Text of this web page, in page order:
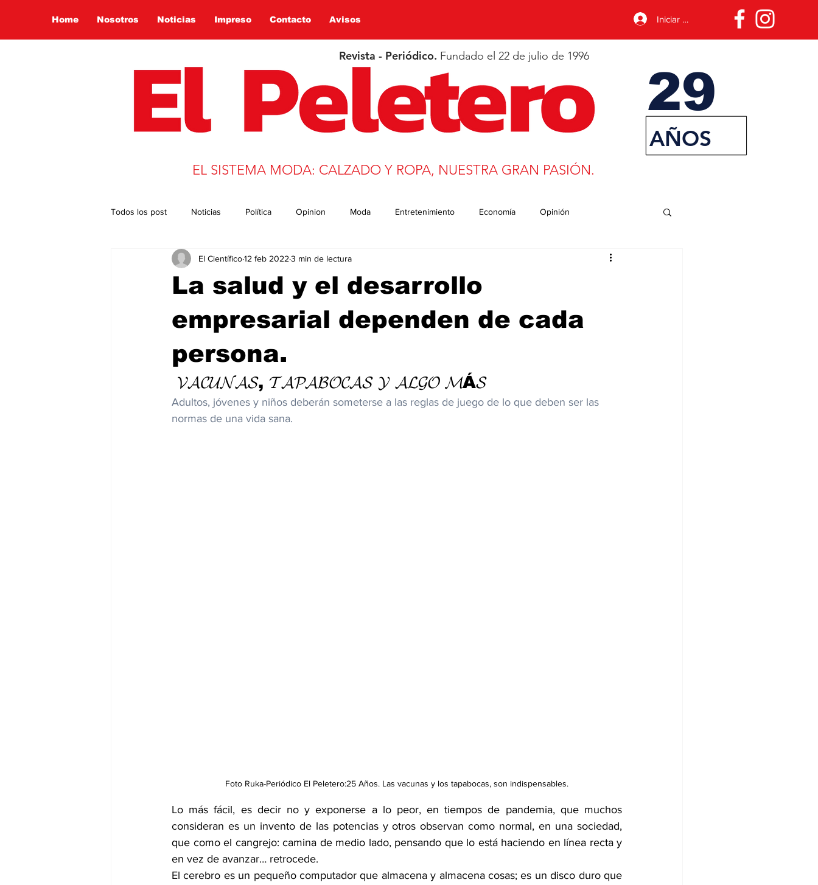
Home Nosotros Noticias Impreso Contacto Avisos Iniciar sesión
Revista - Periódico. Fundado el 22 de julio de 1996
29
AÑOS
EL SISTEMA MODA: CALZADO Y ROPA, NUESTRA GRAN PASIÓN.
Todos los post Noticias Política Opinion Moda Entretenimiento Economía Opinión
Presidencia 2022 Globalización Salud Educación Desarrollo
La salud y el desarrollo
empresarial dependen de cada
persona.
El Científico12 feb 2022 3 min de lectura
𝓥𝓐𝓒𝓤𝓝𝓐𝓢, 𝓣𝓐𝓟𝓐𝓑𝓞𝓒𝓐𝓢 𝓨 𝓐𝓛𝓖𝓞 𝓜Á𝓢
Adultos, jóvenes y niños deberán someterse a las reglas de juego de lo que deben ser las
normas de una vida sana.
Foto Ruka-Periódico El Peletero:25 Años. Las vacunas y los tapabocas, son indispensables.
Lo más fácil, es decir no y exponerse a lo peor, en tiempos de pandemia, que muchos
consideran es un invento de las potencias y otros observan como normal, en una sociedad,
que como el cangrejo: camina de medio lado, pensando que lo está haciendo en línea recta y
en vez de avanzar… retrocede.
El cerebro es un pequeño computador que almacena y almacena cosas; es un disco duro que